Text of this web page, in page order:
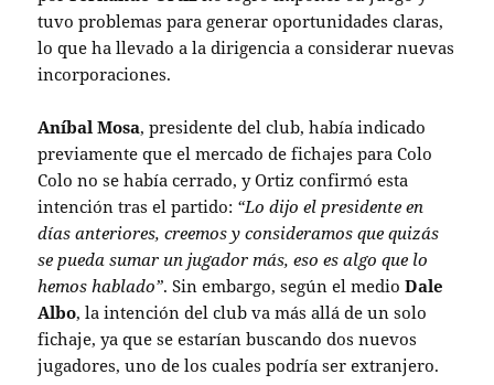
tuvo problemas para generar oportunidades claras,
lo que ha llevado a la dirigencia a considerar nuevas
incorporaciones.
Aníbal Mosa, presidente del club, había indicado
previamente que el mercado de fichajes para Colo
Colo no se había cerrado, y Ortiz confirmó esta
intención tras el partido: “Lo dijo el presidente en
días anteriores, creemos y consideramos que quizás
se pueda sumar un jugador más, eso es algo que lo
hemos hablado”. Sin embargo, según el medioDale
Albo, la intención del club va más allá de un solo
fichaje, ya que se estarían buscando dos nuevos
jugadores, uno de los cuales podría ser extranjero.